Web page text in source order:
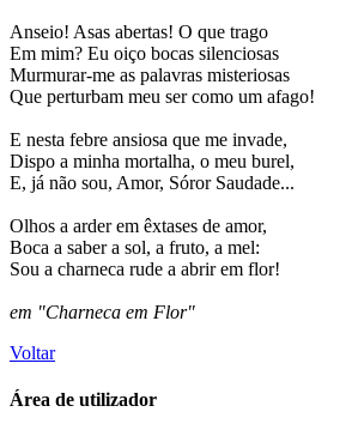
Anseio! Asas abertas! O que trago
Em mim? Eu oiço bocas silenciosas
Murmurar-me as palavras misteriosas
Que perturbam meu ser como um afago!
E nesta febre ansiosa que me invade,
Dispo a minha mortalha, o meu burel,
E, já não sou, Amor, Sóror Saudade...
Olhos a arder em êxtases de amor,
Boca a saber a sol, a fruto, a mel:
Sou a charneca rude a abrir em flor!
em "Charneca em Flor"
Voltar
Área de utilizador